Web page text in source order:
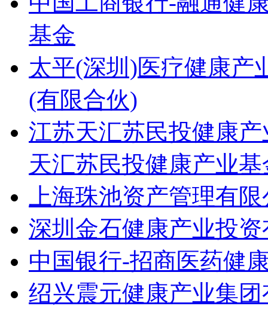
基金
太平(深圳)医疗健康产
(有限合伙)
江苏天汇苏民投健康
天汇苏民投健康产业
上海珠池资产管理有
深圳金石健康产业投
中国银行-招商医药健
绍兴震元健康产业集